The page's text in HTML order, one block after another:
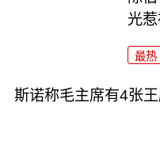
光
最热
斯诺称毛主席有4张